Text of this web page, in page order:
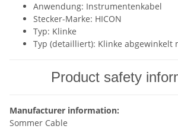
Anwendung: Instrumentenkabel
Stecker-Marke: HICON
Typ: Klinke
Typ (detailliert): Klinke abgewinkelt
Product safety
Manufacturer information:
Sommer Cable